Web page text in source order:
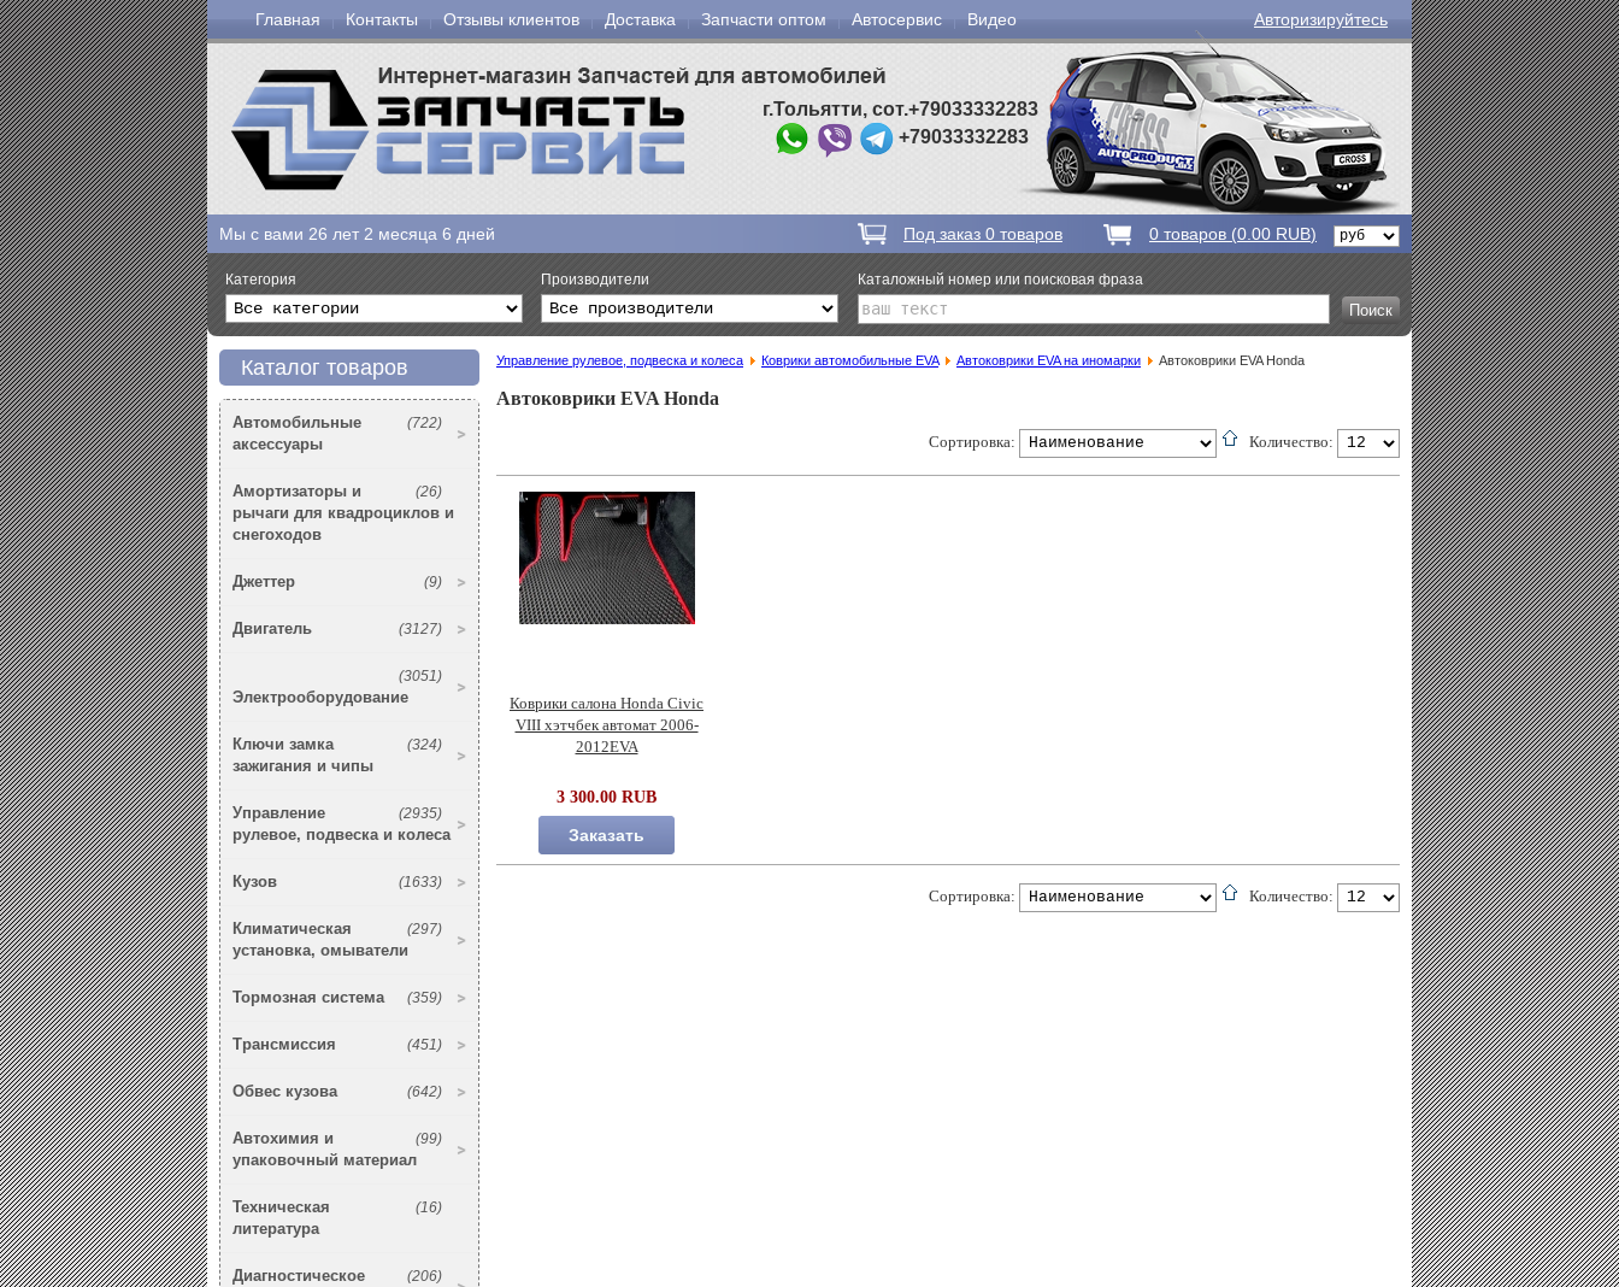
Главная Контакты Отзывы клиентов Доставка Запчасти оптом Автосервис Видео Авторизируйтесь
г.Тольятти, сот.+79033332283
+79033332283
Мы с вами 26 лет 2 месяца 6 дней Под заказ 0 товаров 0 товаров (0.00 RUB)
Категория Производители Каталожный номер или поисковая фраза
Каталог товаров
(722)
Автомобильные
аксессуары
(26)
Амортизаторы и
рычаги для квадроциклов и
снегоходов
(9)
Джеттер
(3127)
Двигатель
(3051)
Электрооборудование
(324)
Ключи замка
зажигания и чипы
(2935)
Управление
рулевое, подвеска и колеса
(1633)
Кузов
(297)
Климатическая
установка, омыватели
(359)
Тормозная система
(451)
Трансмиссия
(642)
Обвес кузова
(99)
Автохимия и
упаковочный материал
(16)
Техническая
литература
(206)
Диагностическое
Управление рулевое, подвеска и колеса Коврики автомобильные EVA Автоковрики EVA на иномарки Автоковрики EVA Honda
Автоковрики EVA Honda
Сортировка: Количество:
Коврики салона Honda Civic
VIII хэтчбек автомат 2006-
2012EVA
3 300.00 RUB
Заказать
Сортировка: Количество: